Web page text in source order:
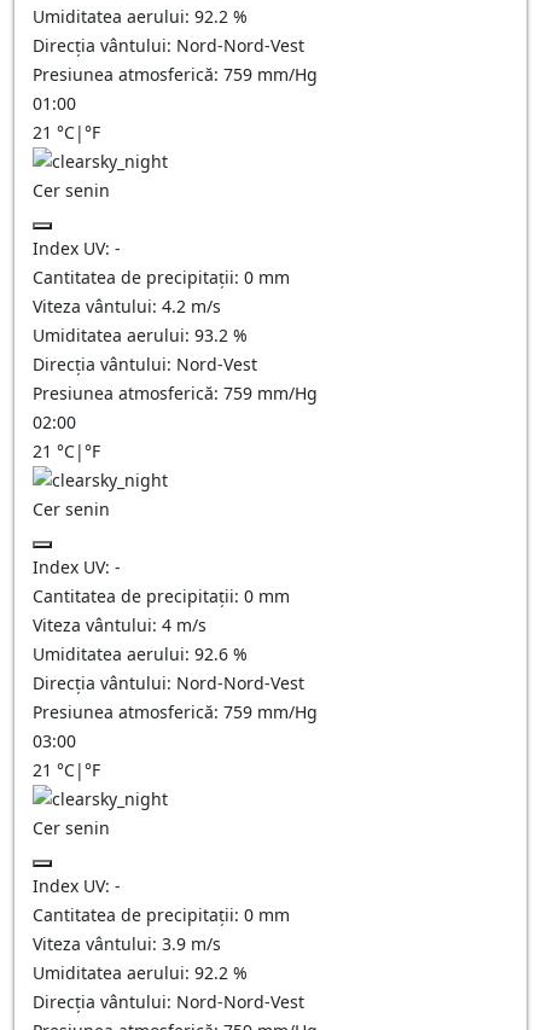
Umiditatea aerului: 92.2 %
Direcția vântului: Nord-Nord-Vest
Presiunea atmosferică: 759 mm/Hg
01:00
21 °C|°F
Cer senin
Index UV: -
Cantitatea de precipitații: 0 mm
Viteza vântului: 4.2 m/s
Umiditatea aerului: 93.2 %
Direcția vântului: Nord-Vest
Presiunea atmosferică: 759 mm/Hg
02:00
21 °C|°F
Cer senin
Index UV: -
Cantitatea de precipitații: 0 mm
Viteza vântului: 4 m/s
Umiditatea aerului: 92.6 %
Direcția vântului: Nord-Nord-Vest
Presiunea atmosferică: 759 mm/Hg
03:00
21 °C|°F
Cer senin
Index UV: -
Cantitatea de precipitații: 0 mm
Viteza vântului: 3.9 m/s
Umiditatea aerului: 92.2 %
Direcția vântului: Nord-Nord-Vest